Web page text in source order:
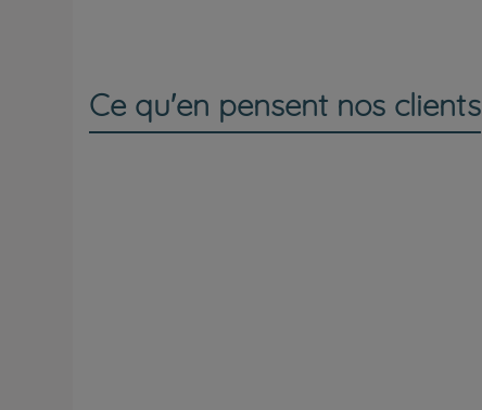
Ce qu'en pensent nos clients